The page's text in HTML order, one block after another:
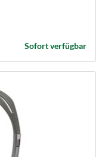
Sofort verfügbar